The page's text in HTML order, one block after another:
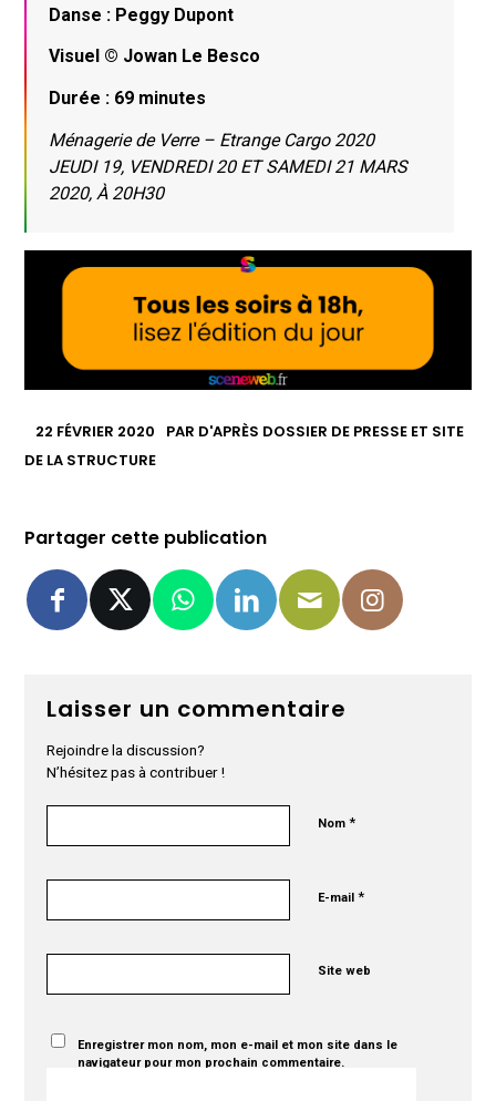
Danse : Peggy Dupont
Visuel © Jowan Le Besco
Durée : 69 minutes
Ménagerie de Verre – Etrange Cargo 2020
JEUDI 19, VENDREDI 20 ET SAMEDI 21 MARS
2020, À 20H30
22 FÉVRIER 2020 PAR D'APRÈS DOSSIER DE PRESSE ET SITE
DE LA STRUCTURE
Partager cette publication
Laisser un commentaire
Rejoindre la discussion?
N’hésitez pas à contribuer !
Nom*
E-mail*
Site web
Enregistrer mon nom, mon e-mail et mon site dans le
navigateur pour mon prochain commentaire.